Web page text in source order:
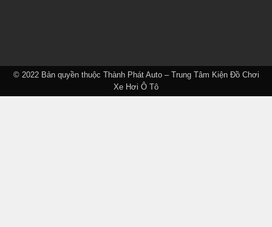
© 2022 Bản quyền thuộc Thành Phát Auto – Trung Tâm Kiện Đồ Chơi
Xe Hơi Ô Tô